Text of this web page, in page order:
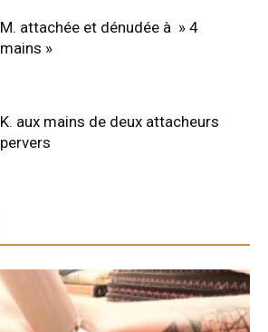
M. attachée et dénudée à » 4
mains »
K. aux mains de deux attacheurs
pervers